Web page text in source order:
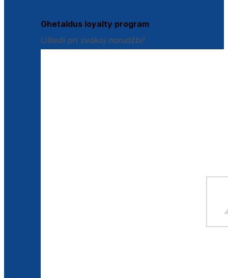
Ghetaldus loyalty program
Uštedi pri svakoj narudžbi!